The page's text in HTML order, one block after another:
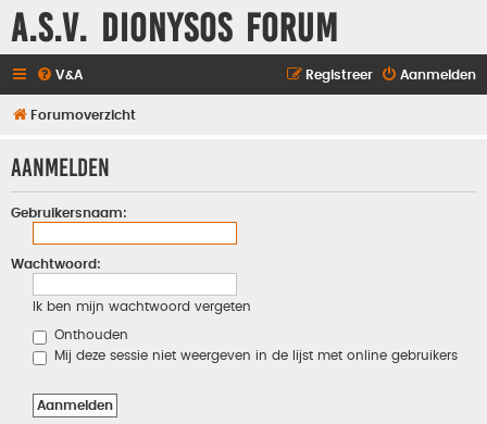
A.S.V. Dionysos Forum
V&A Aanmelden
Registreer
Forumoverzicht
Aanmelden
Gebruikersnaam:
Wachtwoord:
Ik ben mijn wachtwoord vergeten
Onthouden
Mij deze sessie niet weergeven in de lijst met online gebruikers